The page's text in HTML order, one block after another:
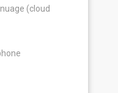
(cloud